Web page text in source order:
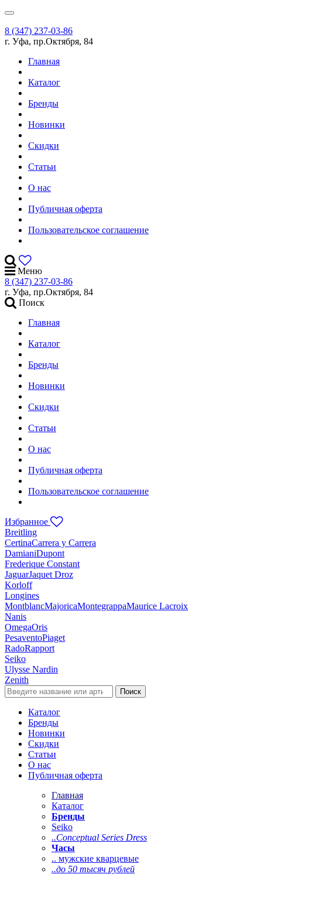
8 (347) 237-03-86
г. Уфа, пр.Октября, 84
Главная
Каталог
Бренды
Новинки
Скидки
Статьи
О нас
Публичная оферта
Пользовательское соглашение
Меню
8 (347) 237-03-86
г. Уфа, пр.Октября, 84
Поиск
Главная
Каталог
Бренды
Новинки
Скидки
Статьи
О нас
Публичная оферта
Пользовательское соглашение
Избранное
Breitling
CertinaCarrera y Carrera
DamianiDupont
Frederique Constant
JaguarJaquet Droz
Korloff
Longines
MontblancMajoricaMontegrappaMaurice Lacroix
Nanis
OmegaOris
PesaventoPiaget
RadoRapport
Seiko
Ulysse Nardin
Zenith
Поиск
Каталог
Бренды
Новинки
Скидки
Статьи
О нас
Публичная оферта
Главная
Каталог
Бренды
Seiko
..Conceptual Series Dress
Часы
.. мужские кварцевые
..до 50 тысяч рублей